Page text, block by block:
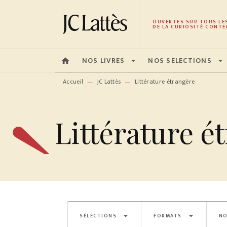
MENU RECHERCHE CONTENU
OUVERTES SUR TOUS
DE LA CURIOSITÉ
home NOS LIVRES arrow_drop_down NOS SÉLECTIONS arrow_drop_down
Accueil — JC Lattès — Littérature étrangère
Littérature
SÉLECTIONS arrow_drop_down FORMATS arrow_drop_down